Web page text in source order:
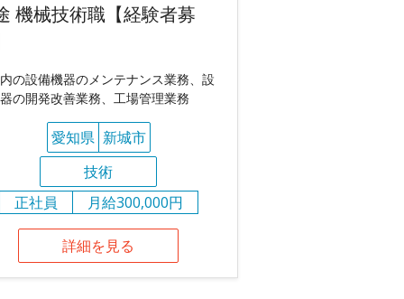
機械技術職【経験者募
の設備機器のメンテナンス業務、設
の開発改善業務、工場管理業務
愛知県 新城市
技術
正社員
月給300,000円
詳細を見る